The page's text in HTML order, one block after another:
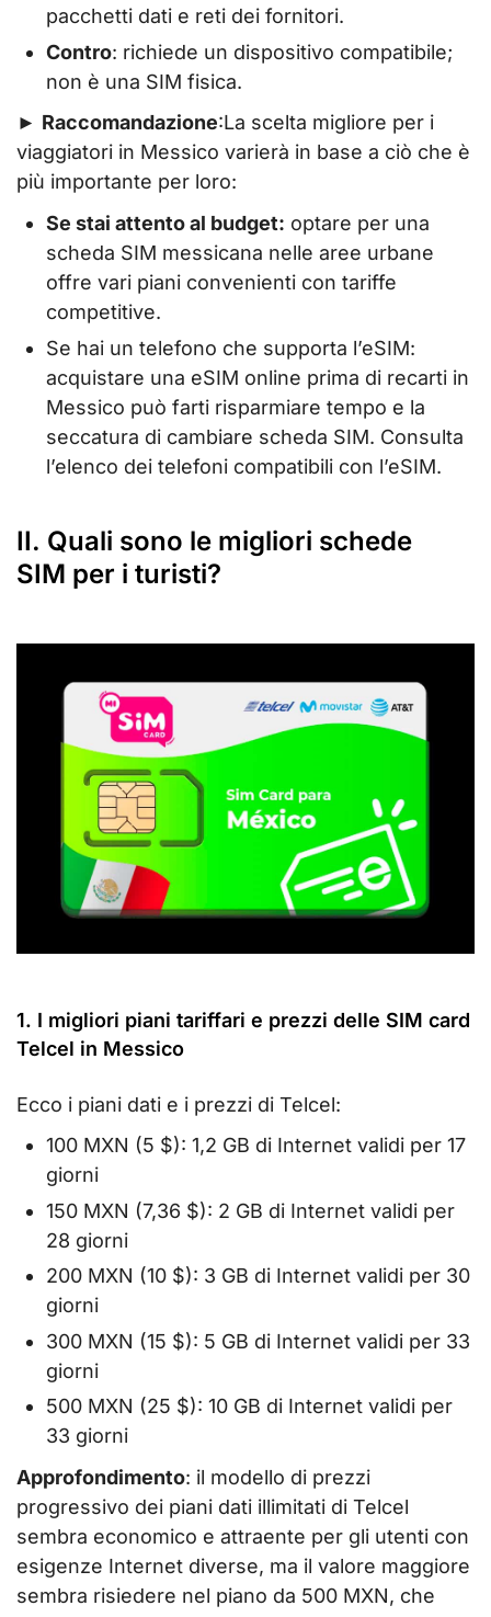
pacchetti dati e reti dei fornitori.
Contro: richiede un dispositivo compatibile;
non è una SIM fisica.
► Raccomandazione:La scelta migliore per i
viaggiatori in Messico varierà in base a ciò che è
più importante per loro:
Se stai attento al budget: optare per una
scheda SIM messicana nelle aree urbane
offre vari piani convenienti con tariffe
competitive.
Se hai un telefono che supporta l’eSIM:
acquistare una eSIM online prima di recarti in
Messico può farti risparmiare tempo e la
seccatura di cambiare scheda SIM. Consulta
l’elenco dei telefoni compatibili con l’eSIM.
II. Quali sono le migliori schede
SIM per i turisti?
1. I migliori piani tariffari e prezzi delle SIM card
Telcel in Messico
Ecco i piani dati e i prezzi di Telcel:
100 MXN (5 $): 1,2 GB di Internet validi per 17
giorni
150 MXN (7,36 $): 2 GB di Internet validi per
28 giorni
200 MXN (10 $): 3 GB di Internet validi per 30
giorni
300 MXN (15 $): 5 GB di Internet validi per 33
giorni
500 MXN (25 $): 10 GB di Internet validi per
33 giorni
Approfondimento: il modello di prezzi
progressivo dei piani dati illimitati di Telcel
sembra economico e attraente per gli utenti con
esigenze Internet diverse, ma il valore maggiore
sembra risiedere nel piano da 500 MXN, che